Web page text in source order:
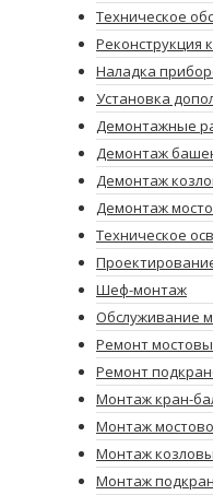
Техническое
Реконструкция
Наладка
Установка
Демонтажные
Демонтаж
Демонтаж
Демонтаж
Техническое
Шеф-монтаж
Обслуживание
Ремонт
Ремонт
Монтаж кран-
Монтаж
Монтаж
Монтаж